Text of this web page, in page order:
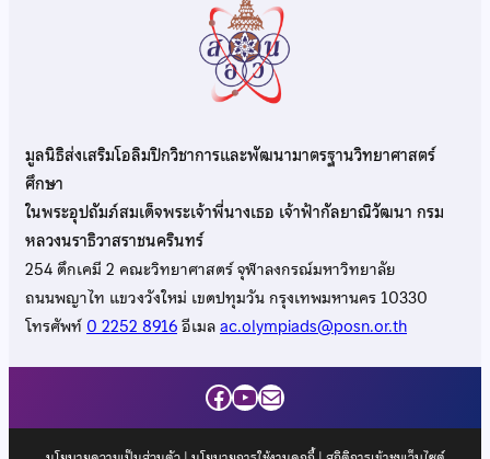
มูลนิธิส่งเสริมโอลิมปิกวิชาการและพัฒนามาตรฐานวิทยาศาสตร์
ศึกษา
ในพระอุปถัมภ์สมเด็จพระเจ้าพี่นางเธอ เจ้าฟ้ากัลยาณิวัฒนา กรม
หลวงนราธิวาสราชนครินทร์
254 ตึกเคมี 2 คณะวิทยาศาสตร์ จุฬาลงกรณ์มหาวิทยาลัย
ถนนพญาไท แขวงวังใหม่ เขตปทุมวัน กรุงเทพมหานคร 10330
โทรศัพท์0 2252 8916อีเมลac.olympiads@posn.or.th
Facebook
YouTube
Mail